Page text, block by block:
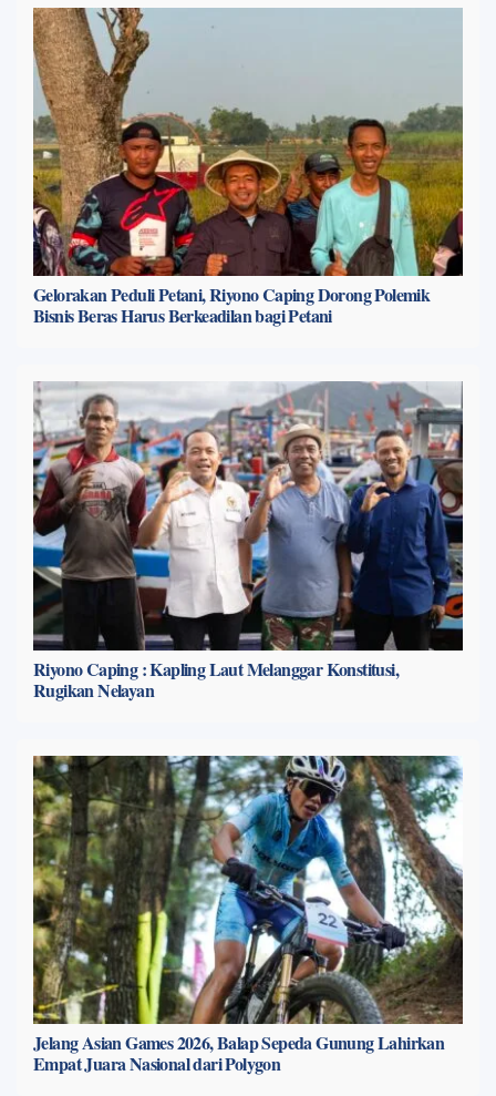
Gelorakan Peduli Petani, Riyono Caping Dorong Polemik
Bisnis Beras Harus Berkeadilan bagi Petani
Riyono Caping : Kapling Laut Melanggar Konstitusi,
Rugikan Nelayan
Jelang Asian Games 2026, Balap Sepeda Gunung Lahirkan
Empat Juara Nasional dari Polygon